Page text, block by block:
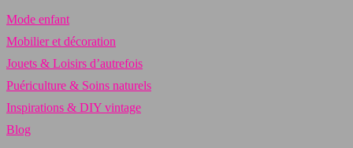
Mode enfant
Mobilier et décoration
Jouets & Loisirs d’autrefois
Puériculture & Soins naturels
Inspirations & DIY vintage
Blog